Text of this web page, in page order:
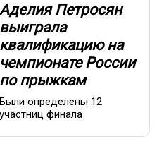
Аделия Петросян
выиграла
квалификацию на
чемпионате России
по прыжкам
Были определены 12
участниц финала